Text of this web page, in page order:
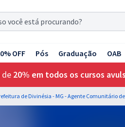
OFF Pós Graduação OAB
de 20% em todos os cursos